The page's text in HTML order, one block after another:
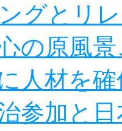
ングとリ
の原風
人材を
参加と